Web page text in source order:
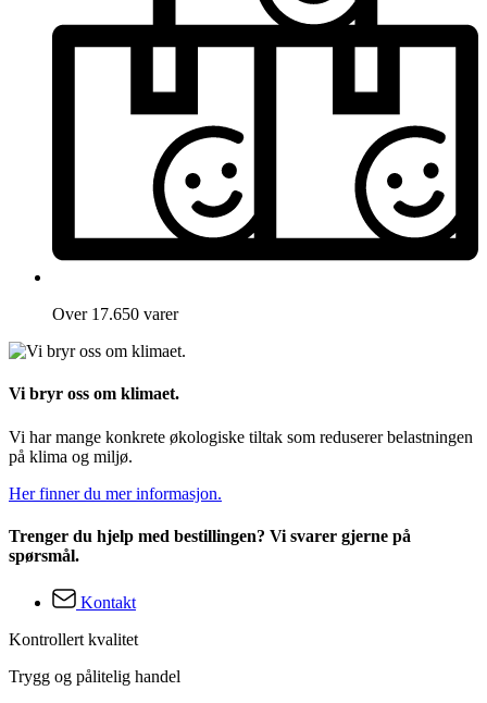
Over 17.650 varer
Vi bryr oss om klimaet.
Vi har mange konkrete økologiske tiltak som reduserer belastningen
på klima og miljø.
Her finner du mer informasjon.
Trenger du hjelp med bestillingen? Vi svarer gjerne på
spørsmål.
Kontakt
Kontrollert kvalitet
Trygg og pålitelig handel